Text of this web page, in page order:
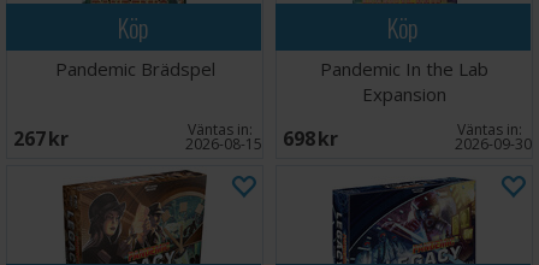
Köp
Pandemic Brädspel
267 SEK Väntas in:
2026-08-15
Köp
Pandemic In the Lab
Expansion
698 SEK Väntas in:
2026-09-30